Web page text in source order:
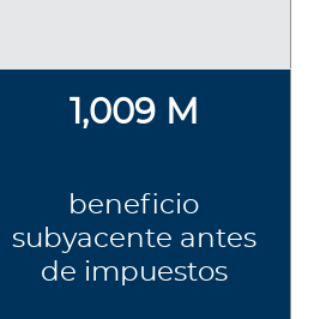
1,009 M
beneficio
subyacente antes
de impuestos